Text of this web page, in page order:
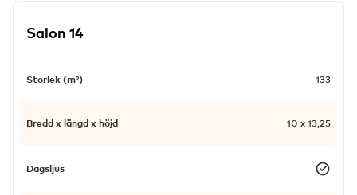
Salon 14
Storlek (m²) 133
Bredd x längd x höjd 10 x 13,25
Dagsljus